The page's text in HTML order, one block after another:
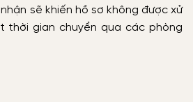
sẽ khiến hồ sơ không được xử
thời gian chuyển qua các phòng